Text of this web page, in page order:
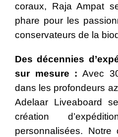
coraux, Raja Ampat
phare pour les
conservateurs de la
Des décennies
sur mesure : Avec
dans les profondeurs
Adelaar Liveaboard
création
personnalisées. Notre